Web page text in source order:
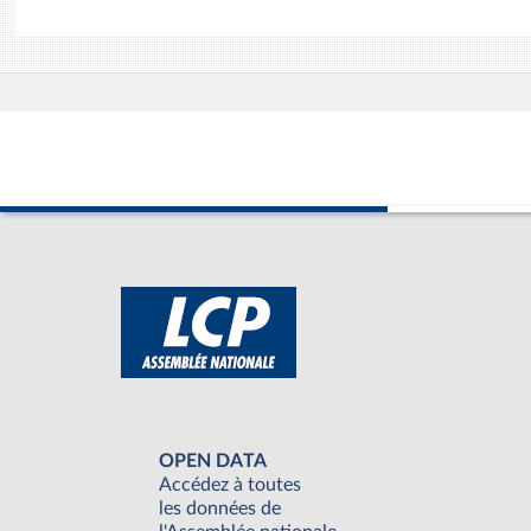
OPEN DATA
Accédez à toutes
les données de